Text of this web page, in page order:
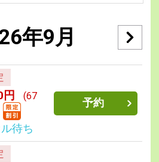
年9月
(67
待ち
予約